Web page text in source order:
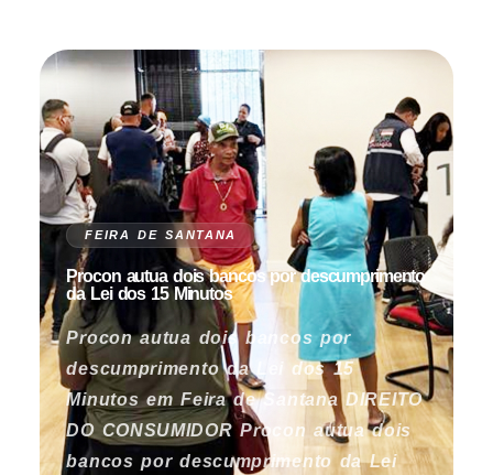
FEIRA DE SANTANA
Procon autua dois bancos por descumprimento
da Lei dos 15 Minutos
Procon autua dois bancos por
descumprimento da Lei dos 15
Minutos em Feira de Santana DIREITO
DO CONSUMIDOR Procon autua dois
bancos por descumprimento da Lei